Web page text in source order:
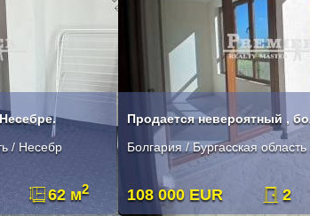
/ Несебр
62 м2
Болгария / Бургасская
108 000 EUR 2